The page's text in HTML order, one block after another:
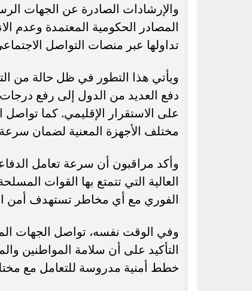
والإرشادات الصادرة عن الجهات
المصادر الحكومية المعتمدة وعدم
تداولها عبر منصات التواصل
ويأتي هذا التطور في ظل حالة من
دفع العديد من الدول إلى رفع
على الاستقرار الإقليمي. كما
مختلف الأجهزة المعنية لضمان
وأكد مراقبون أن سرعة تعامل
العالية التي تتمتع بها القوات
الفوري مع أي مخاطر تستهدف أمن
وفي الوقت نفسه، تواصل الجهات
التأكيد على أن سلامة المواطنين
خطط أمنية مدروسة للتعامل مع